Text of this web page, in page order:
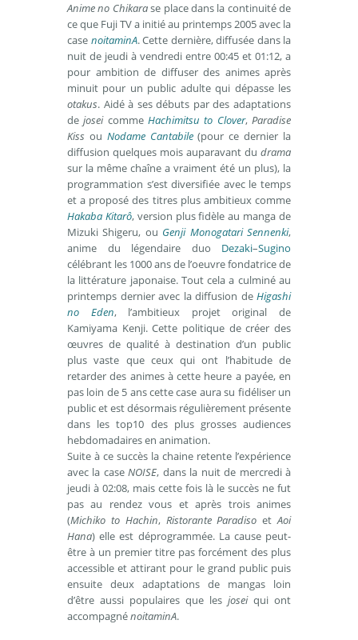
Anime no Chikarase place dans la continuité de
ce que Fuji TV a initié au printemps 2005 avec la
case noitaminA. Cette dernière, diffusée dans la
nuit de jeudi à vendredi entre 00:45 et 01:12, a
pour ambition de diffuser des animes après
minuit pour un public adulte qui dépasse les
otakus. Aidé à ses débuts par des adaptations
dejoseicommeHachimitsu to Clover,Paradise
Kiss ou Nodame Cantabile(pour ce dernier la
diffusion quelques mois auparavant du drama
sur la même chaîne a vraiment été un plus), la
programmation s’est diversifiée avec le temps
et a proposé des titres plus ambitieux comme
Hakaba Kitarô, version plus fidèle au manga de
Mizuki Shigeru, ou Genji Monogatari Sennenki,
anime du légendaire duo Dezaki–Sugino
célébrant les 1000 ans de l’oeuvre fondatrice de
la littérature japonaise. Tout cela a culminé au
printemps dernier avec la diffusion de Higashi
no Eden, l’ambitieux projet original de
Kamiyama Kenji. Cette politique de créer des
œuvres de qualité à destination d’un public
plus vaste que ceux qui ont l’habitude de
retarder des animes à cette heure a payée, en
pas loin de 5 ans cette case aura su fidéliser un
public et est désormais régulièrement présente
dans les top10 des plus grosses audiences
hebdomadaires en animation.
Suite à ce succès la chaine retente l’expérience
avec la caseNOISE, dans la nuit de mercredi à
jeudi à 02:08, mais cette fois là le succès ne fut
pas au rendez vous et après trois animes
(Michiko to Hachin, Ristorante Paradiso etAoi
Hana) elle est déprogrammée. La cause peut-
être à un premier titre pas forcément des plus
accessible et attirant pour le grand public puis
ensuite deux adaptations de mangas loin
d’être aussi populaires que les joseiqui ont
accompagnénoitaminA.